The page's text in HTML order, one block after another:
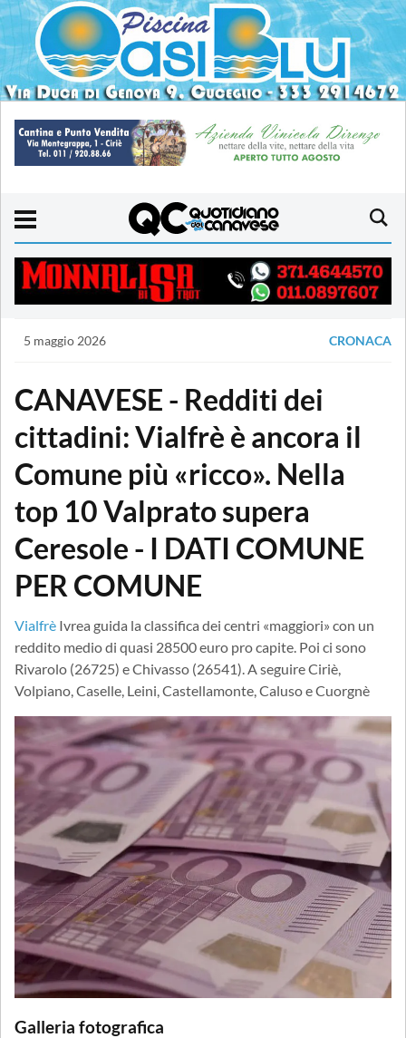
5 maggio 2026 CRONACA
CANAVESE - Redditi dei
cittadini: Vialfrè è ancora il
Comune più «ricco». Nella
top 10 Valprato supera
Ceresole - I DATI COMUNE
PER COMUNE
Vialfrè Ivrea guida la classifica dei centri «maggiori» con un
reddito medio di quasi 28500 euro pro capite. Poi ci sono
Rivarolo (26725) e Chivasso (26541). A seguire Ciriè,
Volpiano, Caselle, Leini, Castellamonte, Caluso e Cuorgnè
Galleria fotografica